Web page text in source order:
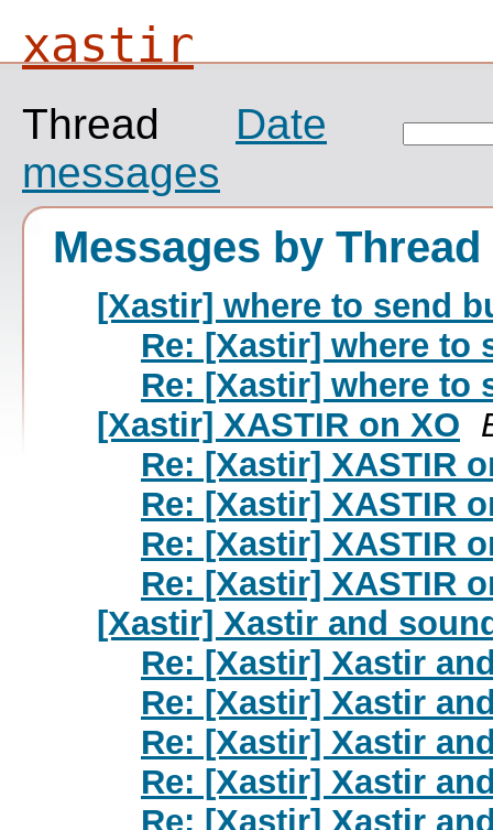
xastir
Thread
Date
messages
Messages by Thread
[Xastir] where to send
Re: [Xastir] where to
Re: [Xastir] where to
[Xastir] XASTIR on XO
Re: [Xastir] XASTIR
Re: [Xastir] XASTIR
Re: [Xastir] XASTIR
Re: [Xastir] XASTIR
[Xastir] Xastir and
Re: [Xastir] Xastir
Re: [Xastir] Xastir
Re: [Xastir] Xastir
Re: [Xastir] Xastir
Re: [Xastir] Xastir